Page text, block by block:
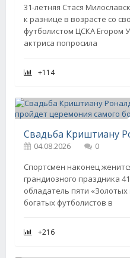
31-летняя Стася
к разнице в возрасте со
футболистом ЦСКА Егором
актриса попросила
+114
04.08.2026
0
Спортсмен наконец
грандиозного праздника
обладатель пяти
богатых футболистов в
+216